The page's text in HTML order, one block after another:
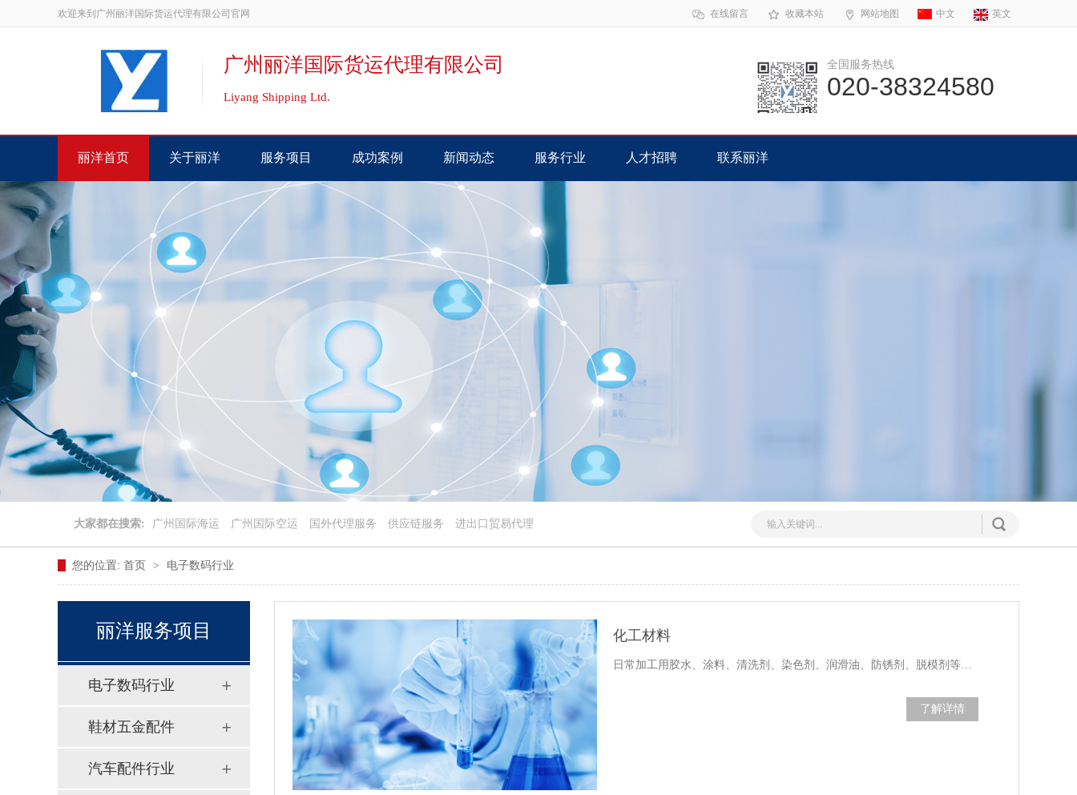
在线留言 收藏本站 网站地图 中文 英文
欢迎来到广州丽洋国际货运代理有限公司官网
广州丽洋国际货运代理有限公司
Liyang Shipping Ltd.
全国服务热线
020-38324580
丽洋首页 关于丽洋 服务项目 成功案例 新闻动态 服务行业 人才招聘 联系丽洋
大家都在搜索: 广州国际海运 广州国际空运 国外代理服务 供应链服务 进出口贸易代理
您的位置: 首页 > 电子数码行业
丽洋服务项目
电子数码行业
鞋材五金配件
汽车配件行业
化工材料
日常加工用胶水、涂料、清洗剂、染色剂、润滑油、防锈剂、脱模剂等…
了解详情